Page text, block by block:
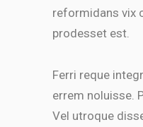
reformidans vix
prodesset est.
Ferri reque
errem noluisse.
Vel utroque